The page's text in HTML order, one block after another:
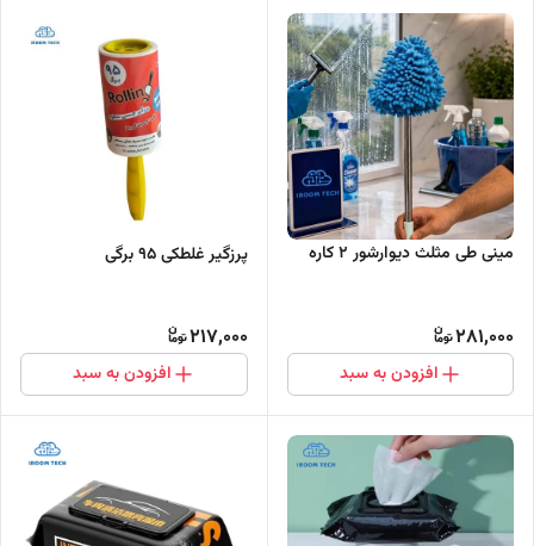
مینی طی مثلث دیوارشور 2 کاره
281,000
افزودن به سبد
پرزگیر غلطکی 95 برگی
217,000
افزودن به سبد